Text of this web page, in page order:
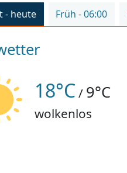
- heute Früh - 06:00
18°C / 9°C
wolkenlos